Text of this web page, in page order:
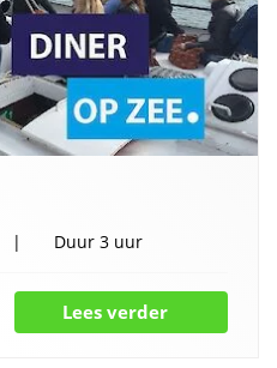
Duur 3 uur
Lees verder